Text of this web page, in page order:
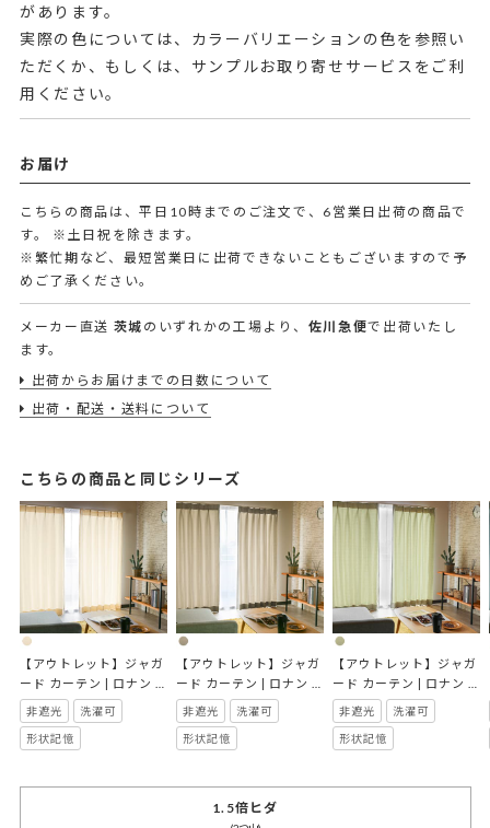
があります。
実際の色については、カラーバリエーションの色を参照い
ただくか、もしくは、サンプルお取り寄せサービスをご利
用ください。
お届け
こちらの商品は、平日10時までのご注文で、6営業日出荷の商品で
す。
※土日祝を除きます。
※繁忙期など、最短営業日に出荷できないこともございますので予
めご了承ください。
メーカー直送 茨城 のいずれかの工場より、 佐川急便で出荷いたし
ます。
出荷からお届けまでの日数について
出荷・配送・送料について
こちらの商品と同じシリーズ
【アウトレット】ジャガ
ード カーテン | ロナン
アイボリー
非遮光 洗濯可
形状記憶
【アウトレット】ジャガ
ード カーテン | ロナン
ベージュ
非遮光 洗濯可
形状記憶
【アウトレット】ジャガ
ード カーテン | ロナン
グリーン
非遮光 洗濯可
形状記憶
1.5倍ヒダ